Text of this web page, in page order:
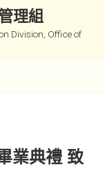
理組
Division, Office of
業典禮 致